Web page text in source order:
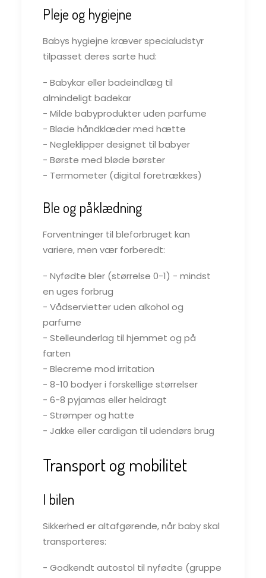
Pleje og hygiejne
Babys hygiejne kræver specialudstyr
tilpasset deres sarte hud:
- Babykar eller badeindlæg til
almindeligt badekar
- Milde babyprodukter uden parfume
- Bløde håndklæder med hætte
- Negleklipper designet til babyer
- Børste med bløde børster
- Termometer (digital foretrækkes)
Ble og påklædning
Forventninger til bleforbruget kan
variere, men vær forberedt:
- Nyfødte bler (størrelse 0-1) - mindst
en uges forbrug
- Vådservietter uden alkohol og
parfume
- Stelleunderlag til hjemmet og på
farten
- Blecreme mod irritation
- 8-10 bodyer i forskellige størrelser
- 6-8 pyjamas eller heldragt
- Strømper og hatte
- Jakke eller cardigan til udendørs brug
Transport og mobilitet
I bilen
Sikkerhed er altafgørende, når baby skal
transporteres:
- Godkendt autostol til nyfødte (gruppe